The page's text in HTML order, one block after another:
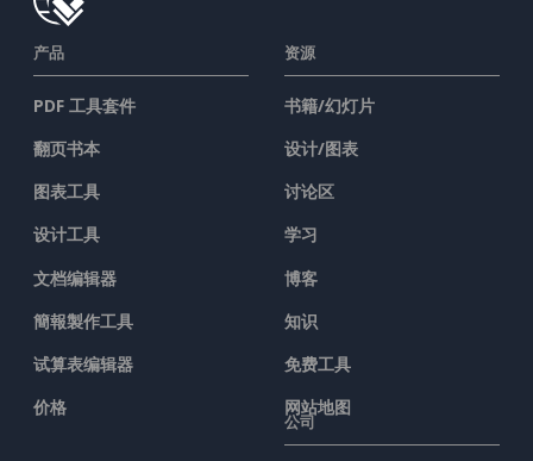
产品
PDF 工具套件
翻页书本
图表工具
设计工具
文档编辑器
簡報製作工具
试算表编辑器
价格
资源
书籍/幻灯片
设计/图表
讨论区
学习
博客
知识
免费工具
网站地图
公司